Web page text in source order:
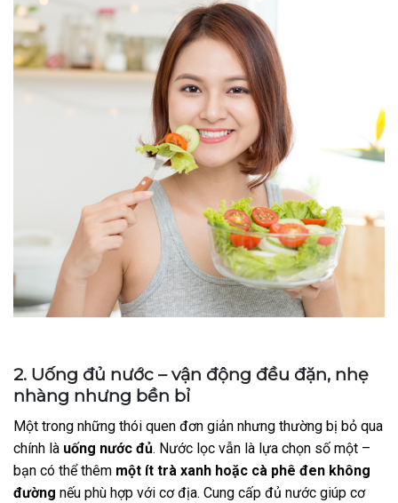
2. Uống đủ nước – vận động đều đặn, nhẹ
nhàng nhưng bền bỉ
Một trong những thói quen đơn giản nhưng thường bị bỏ qua
chính là uống nước đủ. Nước lọc vẫn là lựa chọn số một –
bạn có thể thêm một ít trà xanh hoặc cà phê đen không
đường nếu phù hợp với cơ địa. Cung cấp đủ nước giúp cơ